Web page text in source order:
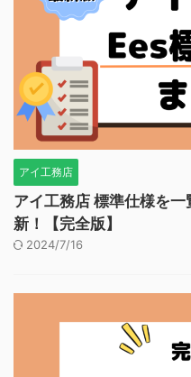
アイ工務店
アイ工務店 標準仕様を
新！【完全版】
2024/7/16